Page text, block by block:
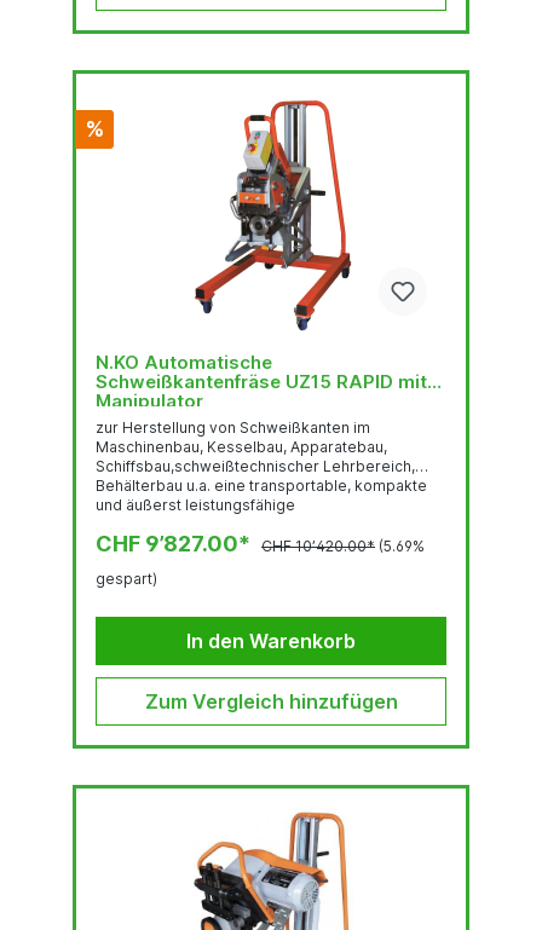
%
N.KO Automatische
Schweißkantenfräse UZ15 RAPID mit
Manipulator
zur Herstellung von Schweißkanten im
Maschinenbau, Kesselbau, Apparatebau,
Schiffsbau,schweißtechnischer Lehrbereich,
Behälterbau u.a. eine transportable, kompakte
und äußerst leistungsfähige
bis 15 mm Fasenbreite und stufenlos
Herstellung der Schweißnaht erfolgt durch
einesAbschermessers. Das Funktionsprinzip ist
sehr effizient und arbeitet laufruhig und
CHF 9’827.00* CHF 10’420.00* (5.69%
gespart)
In den Warenkorb
Zum Vergleich hinzufügen